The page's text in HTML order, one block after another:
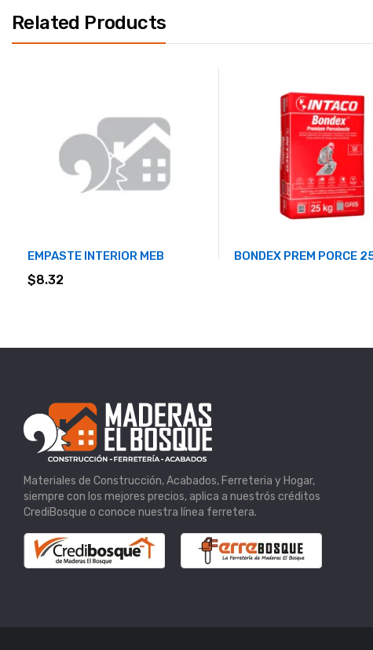
Related Products
EMPASTE INTERIOR MEB
$8.32
BONDEX PREM PORCE
Materiales de Construcción, Acabados, Ferreteria y Hogar,
siempre con los mejores precios, aplica a nuestrós créditos
CrediBosque o conoce nuestra línea ferretera.